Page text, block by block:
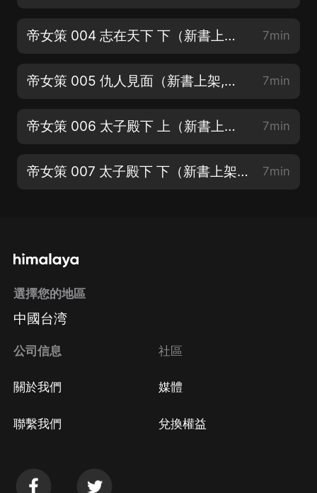
帝女策 004 志在天下 下（新書上架,歡訂閱+關注+月票支持） 7min
帝女策 005 仇人見面（新書上架,歡訂閱+關注+月票支持） 7min
帝女策 006 太子殿下 上（新書上架爆更中） 7min
帝女策 007 太子殿下 下（新書上架爆更中） 7min
選擇您的地區
中國台湾
公司信息
關於我們
聯繫我們
社區
媒體
兌換權益